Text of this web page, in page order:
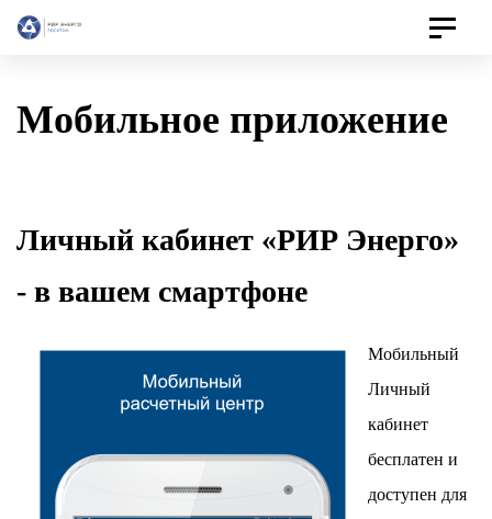
Toggle
Мобильное приложение
Личный кабинет «РИР Энерго»
- в вашем смартфоне
Мобильный
Личный
кабинет
бесплатен и
доступен для